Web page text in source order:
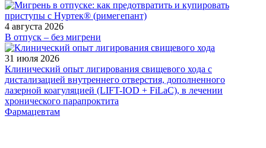
4 августа 2026
В отпуск – без мигрени
31 июля 2026
Клинический опыт лигирования свищевого хода с
дистализацией внутреннего отверстия, дополненного
лазерной коагуляцией (LIFT-IOD + FiLaC), в лечении
хронического парапроктита
Фармацевтам